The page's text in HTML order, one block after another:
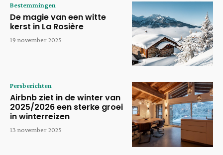
Bestemmingen
De magie van een witte
kerst in La Rosière
19 november 2025
Persberichten
Airbnb ziet in de winter van
2025/2026 een sterke groei
in winterreizen
13 november 2025